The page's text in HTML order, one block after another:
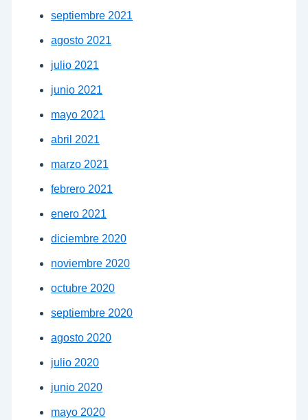
septiembre 2021
agosto 2021
julio 2021
junio 2021
mayo 2021
abril 2021
marzo 2021
febrero 2021
enero 2021
diciembre 2020
noviembre 2020
octubre 2020
septiembre 2020
agosto 2020
julio 2020
junio 2020
mayo 2020